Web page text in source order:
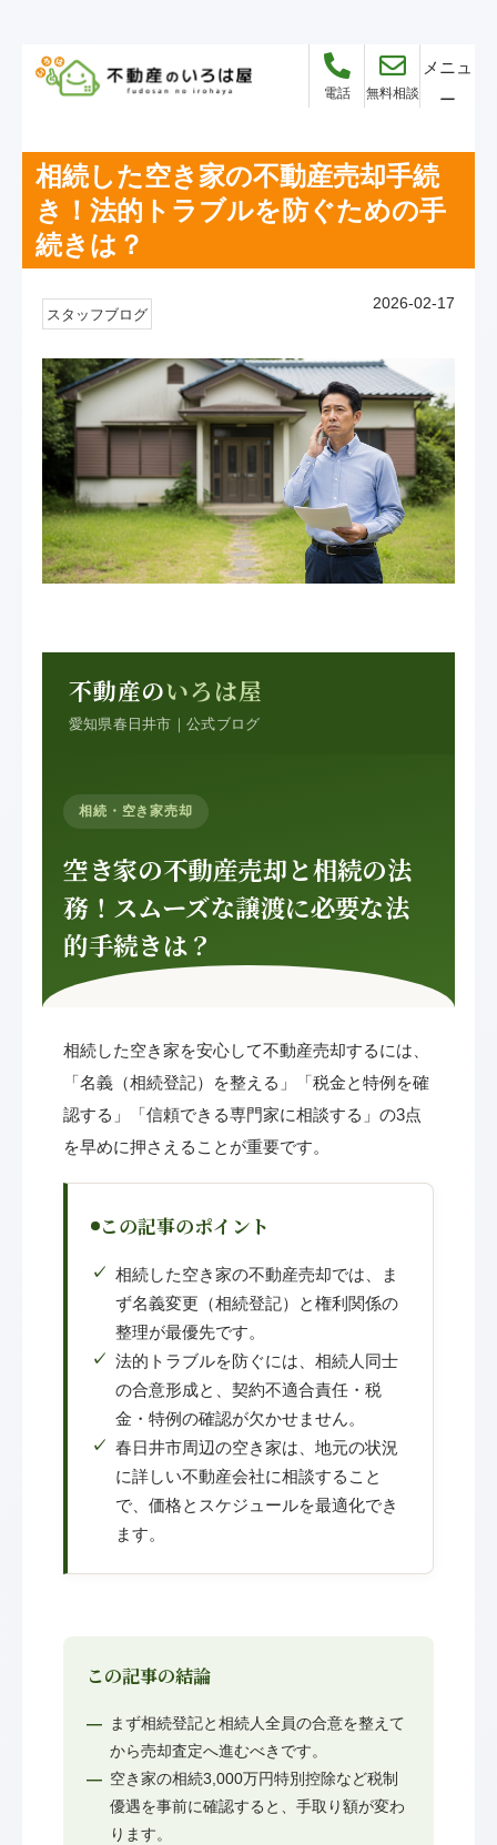
電話 無料相談
メニュ
ー
相続した空き家の不動産売却手続
き！法的トラブルを防ぐための手
続きは？
スタッフブログ
2026-02-17
不動産のいろは屋
愛知県春日井市｜公式ブログ
相続・空き家売却
空き家の不動産売却と相続の法
務！スムーズな譲渡に必要な法
的手続きは？
相続した空き家を安心して不動産売却するには、
「名義（相続登記）を整える」「税金と特例を確
認する」「信頼できる専門家に相談する」の3点
を早めに押さえることが重要です。
この記事のポイント
相続した空き家の不動産売却では、ま
ず名義変更（相続登記）と権利関係の
整理が最優先です。
法的トラブルを防ぐには、相続人同士
の合意形成と、契約不適合責任・税
金・特例の確認が欠かせません。
春日井市周辺の空き家は、地元の状況
に詳しい不動産会社に相談すること
で、価格とスケジュールを最適化でき
ます。
この記事の結論
まず相続登記と相続人全員の合意を整えて
から売却査定へ進むべきです。
空き家の相続3,000万円特別控除など税制
優遇を事前に確認すると、手取り額が変わ
ります。